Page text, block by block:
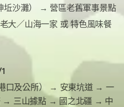
沙灘） → 營區老舊軍事景點
大／山海一家 或 特色風味餐
口及公所） → 安東坑道 → 一
→ 三山據點 → 國之北疆 → 中